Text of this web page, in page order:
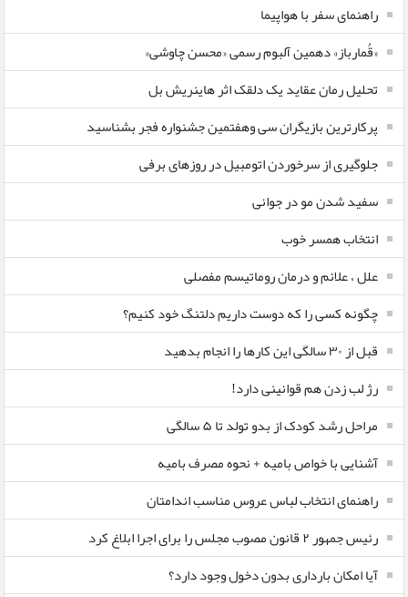
راهنمای سفر با هواپیما
«قُمارباز» دهمین آلبوم رسمی «محسن چاوشی»
تحلیل رمان عقاید یک دلقک اثر هاینریش بل
پرکارترین بازیگران سی وهفتمین جشنواره فجر بشناسید
جلوگیری از سرخوردن اتومبیل در روزهای برفی
سفید شدن مو در جوانی
انتخاب همسر خوب
علل ، علائم و درمان روماتیسم مفصلی
چگونه کسی را که دوست داریم دلتنگ خود کنیم؟
قبل از ۳۰ سالگی این کارها را انجام بدهید
رژ لب زدن هم قوانینی دارد!
مراحل رشد کودک از بدو تولد تا ۵ سالگی
آشنایی با خواص بامیه + نحوه مصرف بامیه
راهنمای انتخاب لباس عروس مناسب اندامتان
رئیس جمهور ۲ قانون مصوب مجلس را برای اجرا ابلاغ کرد
آیا امکان بارداری بدون دخول وجود دارد؟